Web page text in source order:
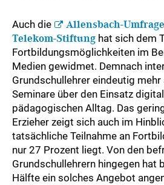
Auch die
Allensbach-
Telekom-Stiftung hat sich dem
Fortbildungsmöglichkeiten im
Medien gewidmet. Demnach
Grundschullehrer eindeutig mehr
Seminare über den Einsatz
pädagogischen Alltag. Das
Erzieher zeigt sich auch im
tatsächliche Teilnahme an
nur 27 Prozent liegt. Von den
Grundschullehrern hingegen hat
Hälfte ein solches Angebot